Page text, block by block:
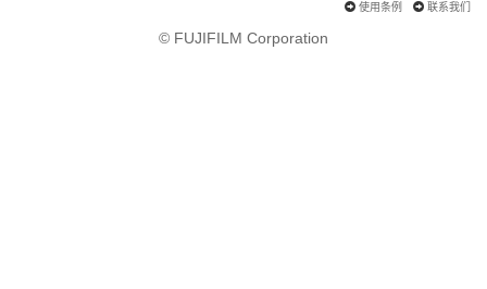
使用条例 联系我们
© FUJIFILM Corporation